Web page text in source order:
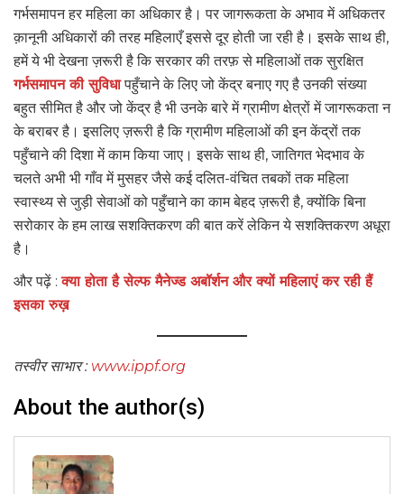
गर्भसमापन हर महिला का अधिकार है। पर जागरूकता के अभाव में अधिकतर
क़ानूनी अधिकारों की तरह महिलाएँ इससे दूर होती जा रही है। इसके साथ ही,
हमें ये भी देखना ज़रूरी है कि सरकार की तरफ़ से महिलाओं तक सुरक्षित
गर्भसमापन की सुविधापहुँचाने के लिए जो केंद्र बनाए गए है उनकी संख्या
बहुत सीमित है और जो केंद्र है भी उनके बारे में ग्रामीण क्षेत्रों में जागरूकता न
के बराबर है। इसलिए ज़रूरी है कि ग्रामीण महिलाओं की इन केंद्रों तक
पहुँचाने की दिशा में काम किया जाए। इसके साथ ही, जातिगत भेदभाव के
चलते अभी भी गाँव में मुसहर जैसे कई दलित-वंचित तबकों तक महिला
स्वास्थ्य से जुड़ी सेवाओं को पहुँचाने का काम बेहद ज़रूरी है, क्योंकि बिना
सरोकार के हम लाख सशक्तिकरण की बात करें लेकिन ये सशक्तिकरण अधूरा
है।
और पढ़ें :क्या होता है सेल्फ मैनेज्ड अबॉर्शन और क्यों महिलाएं कर रही हैं
इसका रुख़
तस्वीर साभार : www.ippf.org
About the author(s)